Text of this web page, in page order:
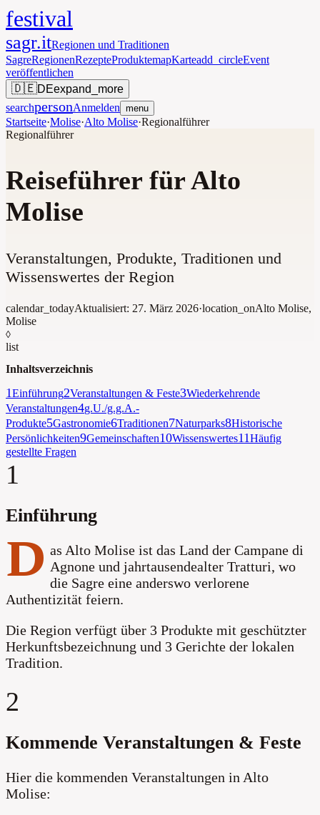
festival
sagr.itRegionen und Traditionen
SagreRegionenRezepteProduktemapKarteadd_circleEvent
veröffentlichen
🇩🇪DEexpand_more
searchpersonAnmelden menu
Startseite·Molise·Alto Molise·Regionalführer
Regionalführer
Reiseführer für Alto
Molise
Veranstaltungen, Produkte, Traditionen und
Wissenswertes der Region
calendar_todayAktualisiert: 27. März 2026·location_onAlto Molise,
Molise
◊
list
Inhaltsverzeichnis
1Einführung2Veranstaltungen & Feste3Wiederkehrende
Veranstaltungen4g.U./g.g.A.-
Produkte5Gastronomie6Traditionen7Naturparks8Historische
Persönlichkeiten9Gemeinschaften10Wissenswertes11Häufig
gestellte Fragen
1
Einführung
D as Alto Molise ist das Land der Campane di
Agnone und jahrtausendealter Tratturi, wo
die Sagre eine anderswo verlorene
Authentizität feiern.
Die Region verfügt über 3 Produkte mit geschützter
Herkunftsbezeichnung und 3 Gerichte der lokalen
Tradition.
2
Kommende Veranstaltungen & Feste
Hier die kommenden Veranstaltungen in Alto
Molise: